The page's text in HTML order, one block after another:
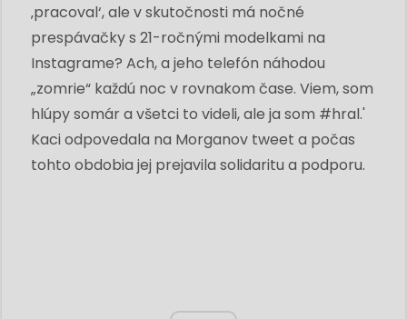
‚pracoval‘, ale v skutočnosti má nočné
prespávačky s 21-ročnými modelkami na
Instagrame? Ach, a jeho telefón náhodou
„zomrie“ každú noc v rovnakom čase. Viem, som
hlúpy somár a všetci to videli, ale ja som #hral.'
Kaci odpovedala na Morganov tweet a počas
tohto obdobia jej prejavila solidaritu a podporu.